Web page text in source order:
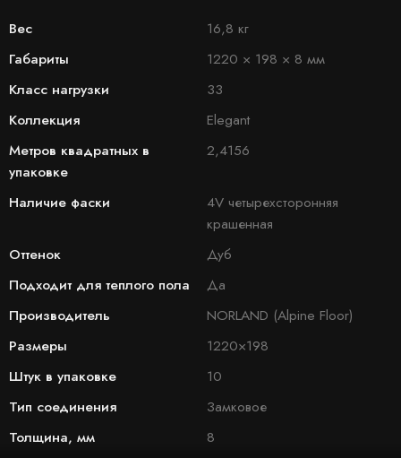
Вес
16,8 кг
Габариты
1220 × 198 × 8 мм
Класс нагрузки
33
Коллекция
Elegant
Метров квадратных в
упаковке
2,4156
Наличие фаски
4V четырехсторонняя
крашенная
Оттенок
Дуб
Подходит для теплого пола
Да
Производитель
NORLAND (Alpine Floor)
Размеры
1220×198
Штук в упаковке
10
Тип соединения
Замковое
Толщина, мм
8